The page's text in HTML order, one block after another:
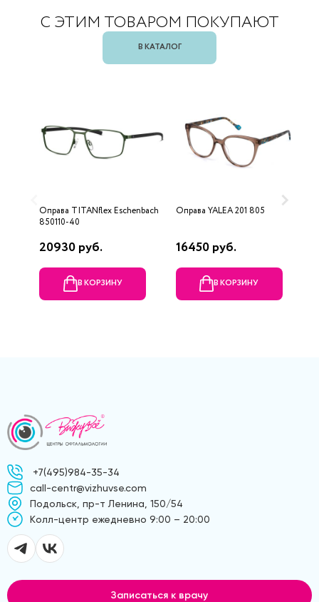
С ЭТИМ ТОВАРОМ ПОКУПАЮТ
В КАТАЛОГ
Оправа TITANflex Eschenbach
850110-40
20930 руб.
В КОРЗИНУ
Оправа YALEA 201 805
16450 руб.
В КОРЗИНУ
+7(495)984-35-34
call-centr@vizhuvse.com
Подольск, пр-т Ленина, 150/54
Kолл-центр ежедневно 9:00 – 20:00
Записаться к врачу